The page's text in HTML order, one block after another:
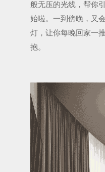
般无压的光线，帮你
始啦。一到傍晚，又
灯，让你每晚回家一
抱。